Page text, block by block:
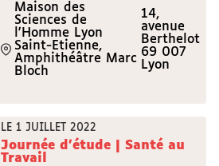
Maison des
Sciences de
l'Homme Lyon
Saint-Etienne,
Amphithéâtre Marc
Bloch
14,
avenue
Berthelot
69 007
Lyon
LE 1 JUILLET 2022
Journée d'étude | Santé au
Travail